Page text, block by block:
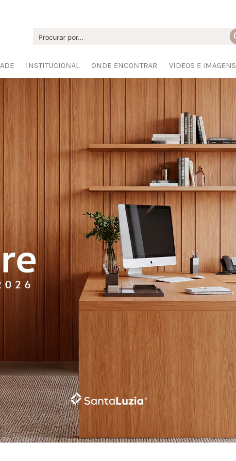
INSTITUCIONAL ONDE ENCONTRAR VIDEOS E IMAGENS